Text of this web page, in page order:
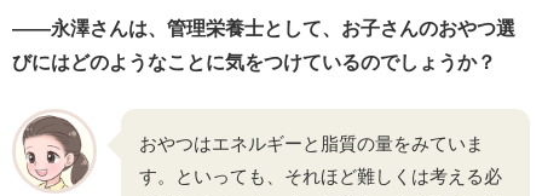
――永澤さんは、管理栄養士として、お子さんのおやつ選
びにはどのようなことに気をつけているのでしょうか？
おやつはエネルギーと脂質の量をみていま
す。といっても、それほど難しくは考える必